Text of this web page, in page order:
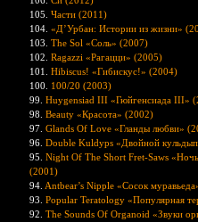
105. Части (2011)
104. «Д’Урбан: Истории из жизни»
103. The Sol «Соль» (2007)
102. Ragazzi «Рагацци» (2005)
101. Hibiscus! «Гибискус!» (2004)
100. 100/20 (2003)
99. Huygensiad III «Гюйгенсиада III»
98. Beauty «Красота» (2002)
97. Glands Of Love «Гланды любви»
96. Double Kuldyps «Двойной
95. Night Of The Short Fret-Saws «Ночь
(2001)
94. Antbear’s Nipple «Сосок
93. Popular Teratology «Популярная
92. The Sounds Of Organoid «Звуки